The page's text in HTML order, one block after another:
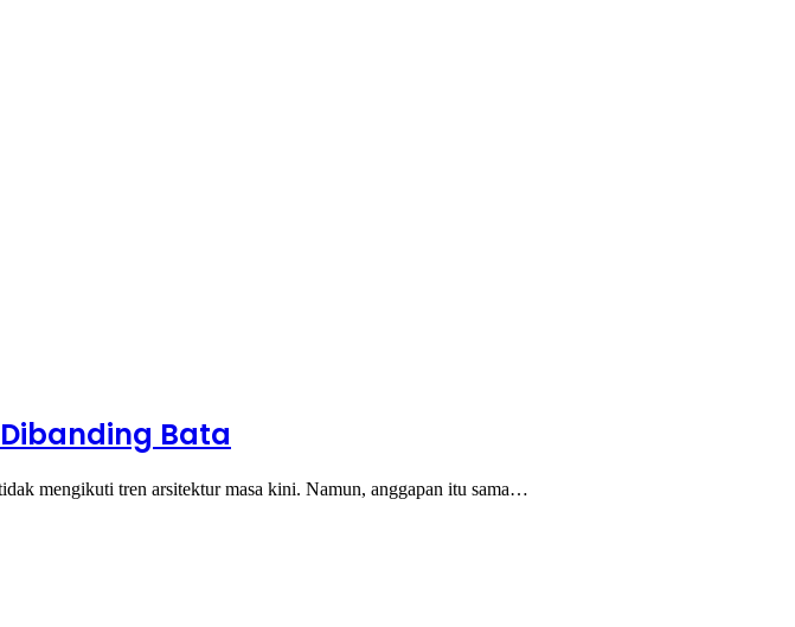
Bata
mengikuti tren arsitektur masa kini. Namun, anggapan itu sama…